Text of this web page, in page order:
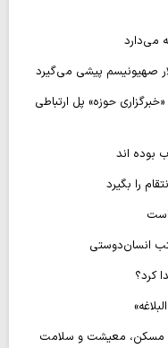
می‌دارد
حوزه» پل ارتباطی
بوده اند
را بگیرد
است
انسان‌دوستی
کرد؟
مسکن، معیشت و سلامت